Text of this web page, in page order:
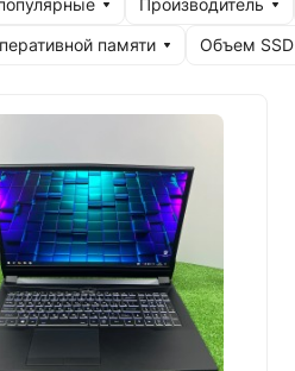
Производитель
памяти
Объем SSD